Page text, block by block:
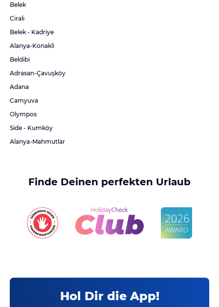
Belek
Cirali
Belek - Kadriye
Alanya-Konakli
Beldibi
Adrasan-Çavuşköy
Adana
Camyuva
Olympos
Side - Kumköy
Alanya-Mahmutlar
Finde Deinen perfekten Urlaub
Hol Dir die App!